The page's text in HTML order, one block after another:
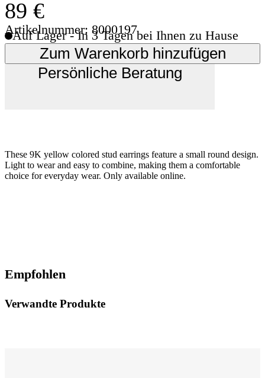
89 €
Artikelnummer: 8000197
Auf Lager - In 3 Tagen bei Ihnen zu Hause
Zum Warenkorb hinzufügen
Persönliche Beratung
These 9K yellow colored stud earrings feature a small round design.
Light to wear and easy to combine, making them a comfortable
choice for everyday wear. Only available online.
Empfohlen
Verwandte Produkte